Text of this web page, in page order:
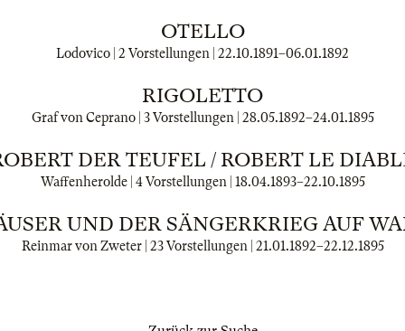
OTELLO
Lodovico | 2 Vorstellungen | 22.10.1891–06.01.1892
RIGOLETTO
Graf von Ceprano | 3 Vorstellungen | 28.05.1892–24.01.1895
DER TEUFEL / ROBERT LE
Waffenherolde | 4 Vorstellungen | 18.04.1893–22.10.1895
UND DER SÄNGERKRIEG AUF
Reinmar von Zweter | 23 Vorstellungen | 21.01.1892–22.12.1895